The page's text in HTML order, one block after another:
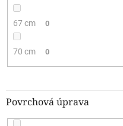
67 cm 0
70 cm 0
Povrchová úprava